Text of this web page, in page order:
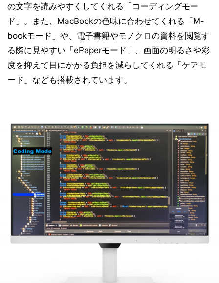
の文字を読みやすくしてくれる「コーディングモー
ド」。また、MacBookの色味に合わせてくれる「M-
bookモード」や、電子書籍やモノクロの資料を閲覧す
る際に見やすい「ePaperモード」、画面の明るさや彩
度を抑えて目にかかる負担を減らしてくれる「ケアモ
ード」なども搭載されています。